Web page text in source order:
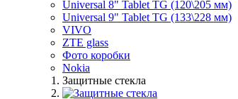
Universal 8" Tablet TG (120\205 мм)
Universal 9" Tablet TG (133\228 мм)
VIVO
ZTE glass
Фото коробки
Nokia
Защитные стекла